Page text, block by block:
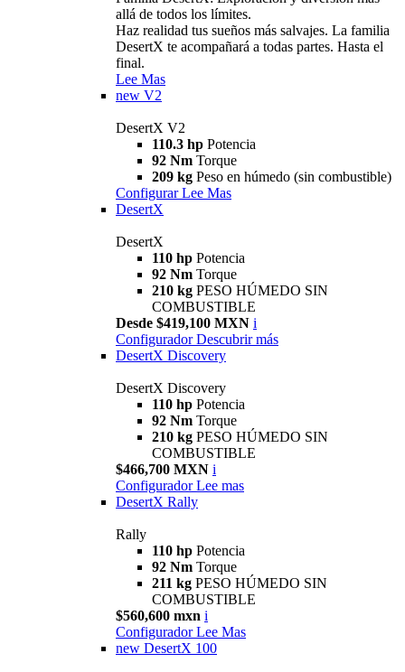
allá de todos los límites.
Haz realidad tus sueños más salvajes. La familia
DesertX te acompañará a todas partes. Hasta el
final.
Lee Mas
new V2
DesertX V2
110.3 hp Potencia
92 Nm Torque
209 kg Peso en húmedo (sin combustible)
Configurar Lee Mas
DesertX
DesertX
110 hp Potencia
92 Nm Torque
210 kg PESO HÚMEDO SIN
COMBUSTIBLE
Desde $419,100 MXN i
Configurador Descubrir más
DesertX Discovery
DesertX Discovery
110 hp Potencia
92 Nm Torque
210 kg PESO HÚMEDO SIN
COMBUSTIBLE
$466,700 MXN i
Configurador Lee mas
DesertX Rally
Rally
110 hp Potencia
92 Nm Torque
211 kg PESO HÚMEDO SIN
COMBUSTIBLE
$560,600 mxn i
Configurador Lee Mas
new DesertX 100